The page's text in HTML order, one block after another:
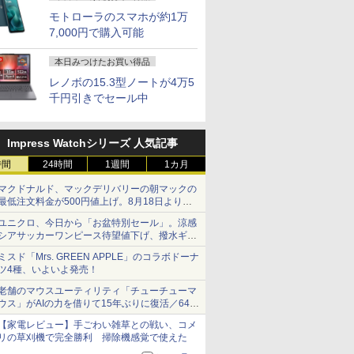
モトローラのスマホが約1万
7,000円で購入可能
本日みつけたお買い得品
レノボの15.3型ノートが4万5
千円引きでセール中
Impress Watchシリーズ 人気記事
24時間 1週間 1カ月
クドナルド、マックデリバリーの朝マックの
低注文料金が500円値上げ。8月18日より
円から受付
ニクロ、今日から「お盆特別セール」。涼感
アサッカーワンピース待望値下げ、撥水ギア
ョーツは1990円に
スド「Mrs. GREEN APPLE」のコラボドーナ
4種、いよいよ発売！
舗のマウスユーティリティ「チューチューマ
ス」がAIの力を借りて15年ぶりに復活／64bit
、Windows 10/11、「Chrome」も走り回
。復活記念で2026年末まで500円
家電レビュー】手ごわい雑草との戦い、コメ
の草刈機で完全勝利 掃除機感覚で使えた